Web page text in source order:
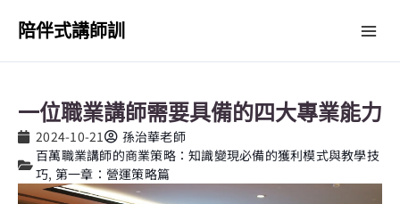
陪伴式講師訓
一位職業講師需要具備的四大專業能力
2024-10-21
孫治華老師
百萬職業講師的商業策略：知識變現必備的獲利模式與教學技
巧, 第一章：營運策略篇